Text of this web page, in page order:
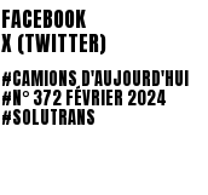
FACEBOOK
X (TWITTER)
#CAMIONS D'AUJOURD'HUI
#N° 372 FÉVRIER 2024
#SOLUTRANS